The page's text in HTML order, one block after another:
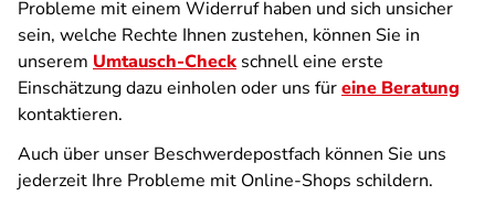
Probleme mit einem Widerruf haben und sich unsicher
sein, welche Rechte Ihnen zustehen, können Sie in
unserem Umtausch-Check schnell eine erste
Einschätzung dazu einholen oder uns füreine Beratung
kontaktieren.
Auch über unser Beschwerdepostfach können Sie uns
jederzeit Ihre Probleme mit Online-Shops schildern.